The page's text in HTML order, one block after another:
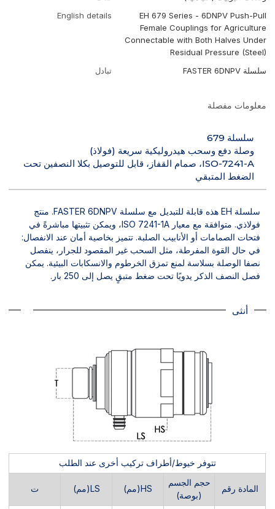
English details
EH 679 Series - 6DNPV Push-Pull
Female Couplings for Agriculture
Connectable with Both Halves Under
Residual Pressure (Steel)
تبادل
سلسلة FASTER 6DNPV
معلومات مفصلة
سلسلة 679
وصلة دفع وسحب هيدروليكية سريعة (فولاذ)
ISO-7241-A، صمام القفاز، قابل للتوصيل بكلا النصفين تحت
الضغط المتبقي
سلسلة EH هذه قابلة للتبديل مع سلسلة FASTER 6DNPV. منتج
فولاذي. متوافقة مع معيار ISO 7241-1A، ويمكن تثبيتها مباشرةً في
فتحات الصمامات أو الأنابيب الصلبة. تتميز بخاصية أمان عند الانفصال:
في حال القوة المفرطة، مثل السحب غير المقصود للجرار، ينفصل
نصفا الوصلة بسلاسة لمنع تمزق الخرطوم والانسكابات البيئية. يمكن
فصل النصف الذكر يدويًا تحت ضغط متبقٍ يصل إلى 250 بار.
أنثى
تتوفر خيوط/أطراف تركيب أخرى عند الطلب
المادة رقم
حجم الجسم
(بوصة)
HS(مم) LS(مم) ت